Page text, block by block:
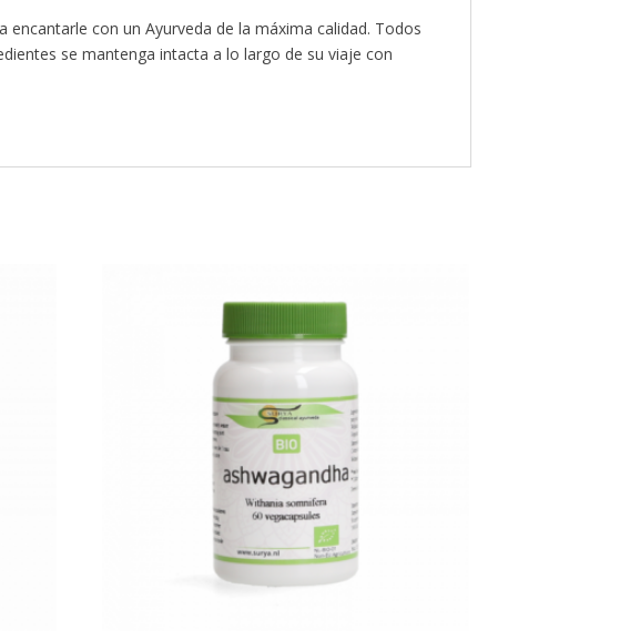
con un Ayurveda de la máxima calidad. Todos
se mantenga intacta a lo largo de su viaje con